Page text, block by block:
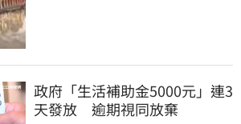
政府「生活補助金5000元」連3
天發放 逾期視同放棄